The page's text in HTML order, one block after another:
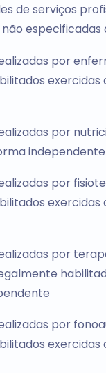
de serviços
não
por
exercidas
por
independente
por
exercidas
por
por
exercidas